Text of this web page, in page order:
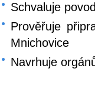
Schvaluje
Prověřuje
Mnichovice
Navrhuje